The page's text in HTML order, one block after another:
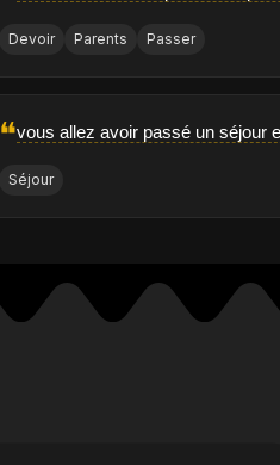
Devoir Parents Passer
❝vous allez avoir passé un séjour
Séjour